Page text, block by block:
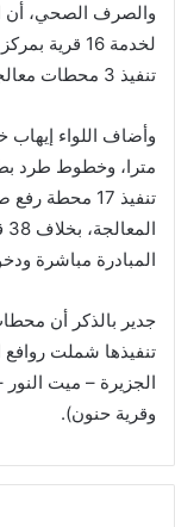
والصرف الصحي، أن
لخدمة 16
تنفيذ 3 محطات معالجة بطاقة إجمالية 120 ألف م3/ يوم.
تنفيذ 17
المبادرة مباشرة
جدير بالذكر أن
تنفيذها شملت
الجزيرة – ميت
وقرية حنون).